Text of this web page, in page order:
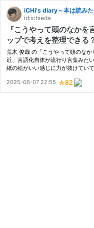
iCHi's diary～本は読みた
id:ichieda
『こうやって頭のなか
ップで考えを整理できる
荒木 俊哉 の「こうやって頭のな
近、言語化自体が流行り言葉みた
紙の絵がいい感じに力が抜けてい
で問を立てて、それに自分で答え
2025-06-07 22:55